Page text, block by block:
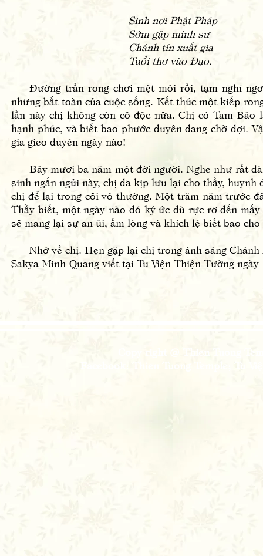
Sinh nơi Phật Pháp
Sớm gặp minh sư
Chánh tín xuất gia
Tuổi thơ vào Đạo.
Đường trần rong chơi mệt mỏi rồi, tạm nghỉ
những bất toàn của cuộc sống. Kết thúc một kiếp
lần này chị không còn cô độc nữa. Chị có Tam
hạnh phúc, và biết bao phước duyên đang chờ đợi.
gia gieo duyên ngày nào!
Bảy mươi ba năm một đời người. Nghe như rất
sinh ngắn ngủi này, chị đã kịp lưu lại cho thầy,
chị để lại trong cõi vô thường. Một trăm năm trước
Thầy biết, một ngày nào đó ký ức dù rực rỡ đến
sẽ mang lại sự an ủi, ấm lòng và khích lệ biết bao
Nhớ về chị. Hẹn gặp lại chị trong ánh sáng
Sakya Minh-Quang viết tại Tu Viện Thiện Tường
Copy right @ Thien Tuong